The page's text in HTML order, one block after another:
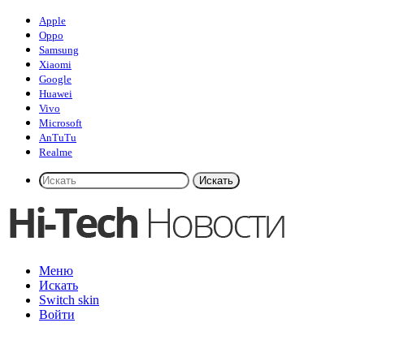
Apple
Oppo
Samsung
Xiaomi
Google
Huawei
Vivo
Microsoft
AnTuTu
Realme
Искать
Меню
Искать
Switch skin
Войти